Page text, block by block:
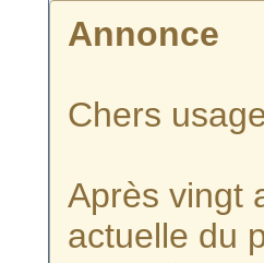
Annonce
Chers
Après vingt
actuelle du